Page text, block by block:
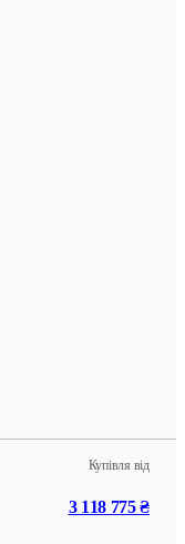
Купівля від
3 118 775 ₴